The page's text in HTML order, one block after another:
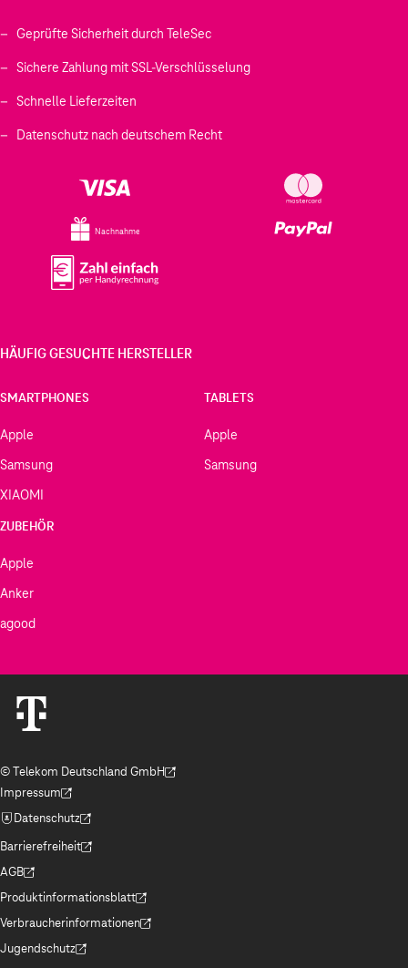
Geprüfte Sicherheit durch TeleSec
Sichere Zahlung mit SSL-Verschlüsselung
Schnelle Lieferzeiten
Datenschutz nach deutschem Recht
Nachnahme
HÄUFIG GESUCHTE HERSTELLER
SMARTPHONES
Apple
Samsung
XIAOMI
TABLETS
Apple
Samsung
ZUBEHÖR
Apple
Anker
agood
© Telekom Deutschland GmbH
(Der Link wird in einem neuen Tab geöffnet)
Impressum
(Der Link wird in einem neuen Tab geöffnet)
Datenschutz
(Der Link wird in einem neuen Tab geöffnet)
Barrierefreiheit
(Der Link wird in einem neuen Tab geöffnet)
AGB
(Der Link wird in einem neuen Tab geöffnet)
Produktinformationsblatt
(Der Link wird in einem neuen Tab geöffnet)
Verbraucherinformationen
(Der Link wird in einem neuen Tab geöffnet)
Jugendschutz
(Der Link wird in einem neuen Tab geöffnet)